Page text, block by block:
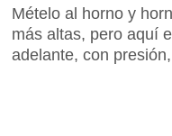
Mételo al horno y
más altas, pero aquí
adelante, con